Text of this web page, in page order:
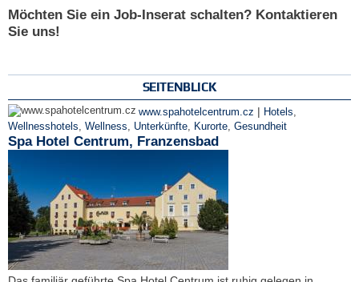
Möchten Sie ein Job-Inserat schalten? Kontaktieren
Sie uns!
SEITENBLICK
www.spahotelcentrum.cz | Hotels,
Wellnesshotels, Wellness, Unterkünfte, Kurorte, Gesundheit
Spa Hotel Centrum, Franzensbad